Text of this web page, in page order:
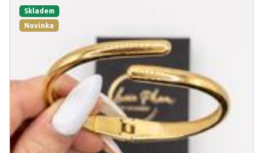
Skladem
Novinka